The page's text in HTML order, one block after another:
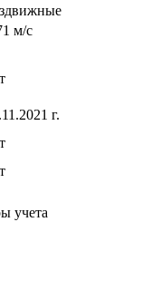
м/с
г.
учета